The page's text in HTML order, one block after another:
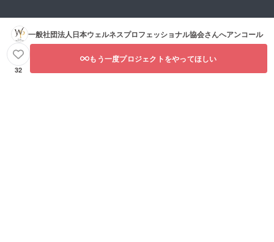
一般社団法人日本ウェルネスプロフェッショナル協会さんへアンコール
32
もう一度プロジェクトをやってほしい